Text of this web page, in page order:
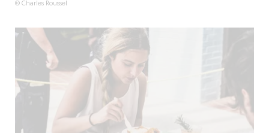
© Charles Roussel